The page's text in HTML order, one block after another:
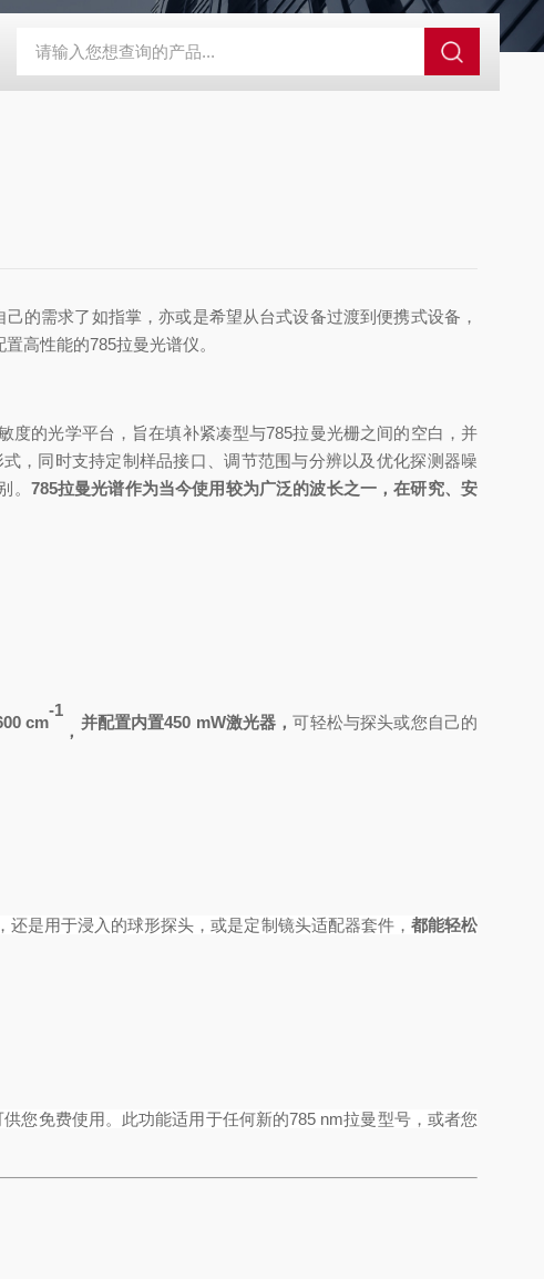
300 Cube德国Primes激光功率计 HD1624 l/mm@ 871nmOCT光
己的需求了如指掌，亦或是希望从台式设备过渡到便携式设备，
置高性能的785拉曼光谱仪。
度的光学平台，旨在填补紧凑型与785拉曼光栅之间的空白，并
，同时支持定制样品接口、调节范围与分辨以及优化探测器噪
。 785拉曼光谱作为当今使用较为广泛的波长之一，在研究、安
cm
-1
， 并配置内置450 mW激光器，可轻松与探头或您自己的
是用于浸入的球形探头，或是定制镜头适配器套件， 都能轻松
您免费使用。此功能适用于任何新的785 nm拉曼型号，或者您